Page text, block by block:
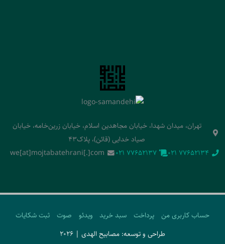
تهران، میدان شهدا، خیابان مجاهدین اسلام، خیابان زرین‌خامه، خیابان
صیاد خدایی (قائن)، پلاک43
‭021 77652134‬
‭021 77652137‬
we[at]mojtabatehrani[.]com
حساب کاربری من پرداخت سبد خرید ویدئو صوت
ثبت شکایات
طراحی و توسعه: مصابیح الهدی | 2026